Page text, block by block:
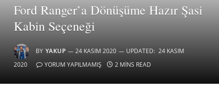
Ford Ranger’a Dönüşüme Hazır Şasi
Kabin Seçeneği
BY YAKUP 24 KASIM 2020 UPDATED: 24 KASIM
2020
YORUM YAPILMAMIŞ 2 MINS READ